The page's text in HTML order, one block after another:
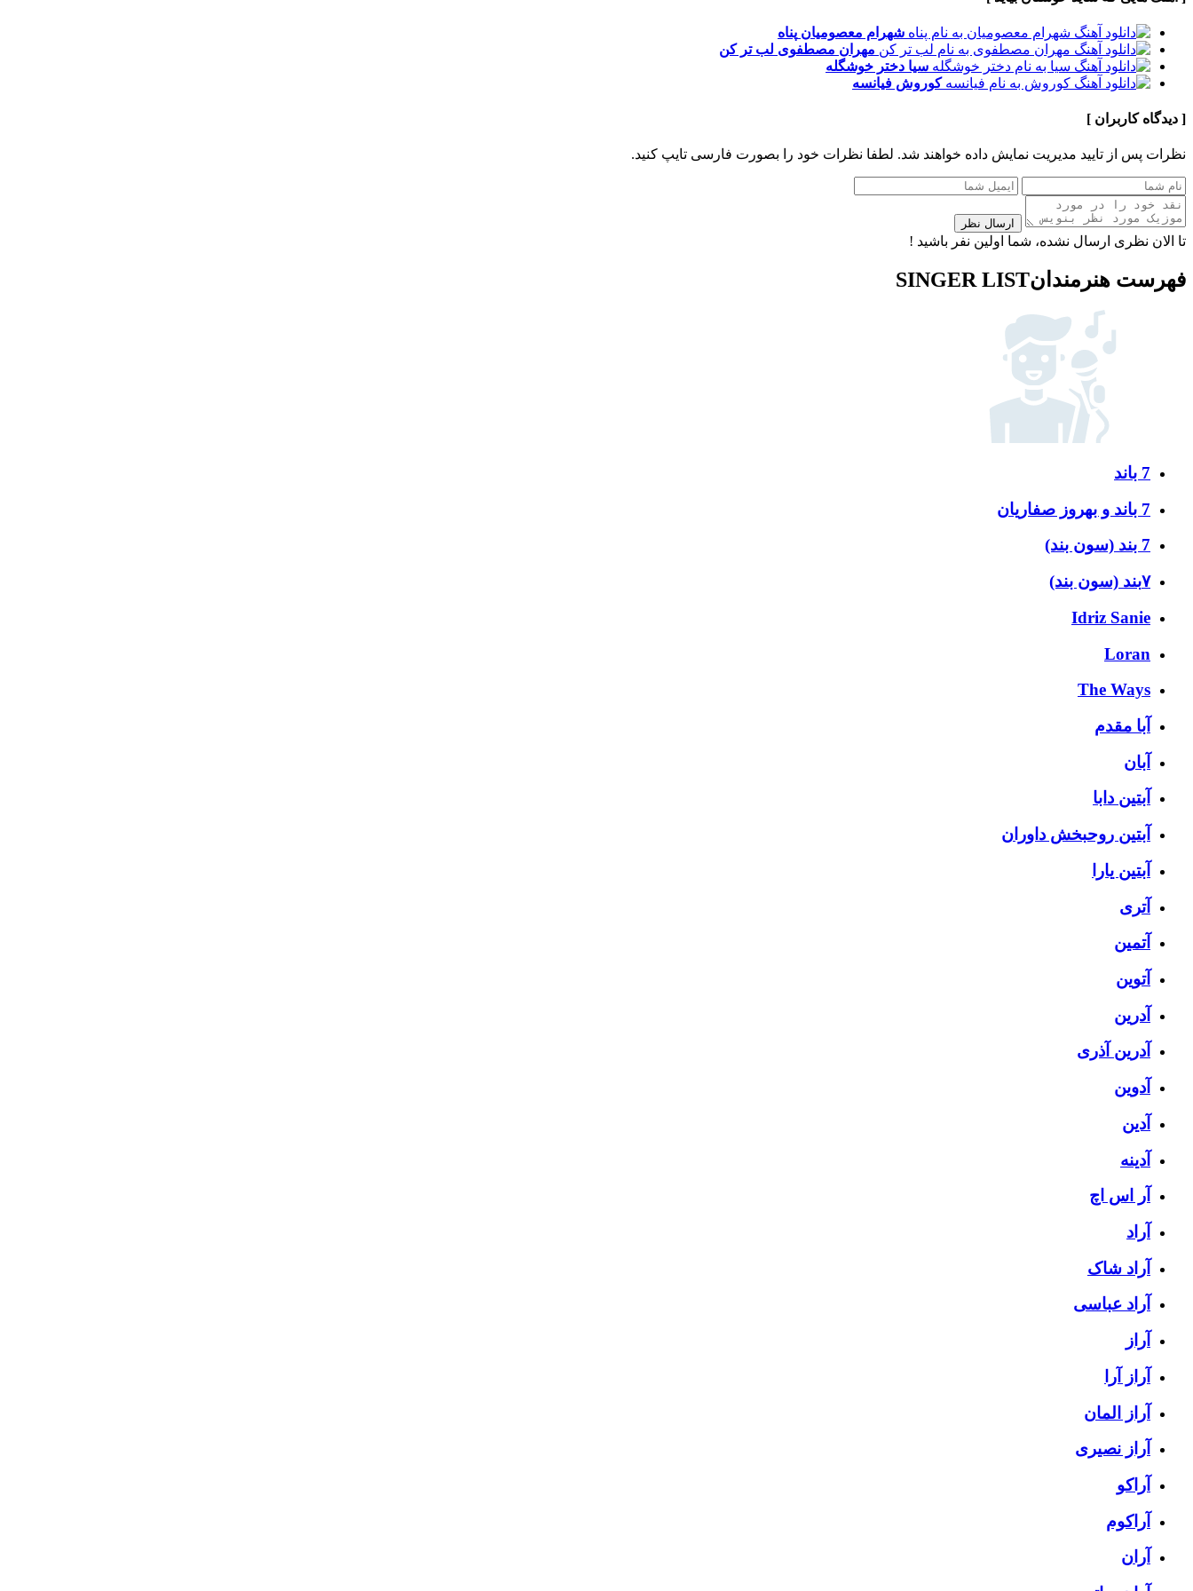
شهرام معصومیان پناه
مهران مصطفوی لب تر کن
سیا دختر خوشگله
کوروش فیانسه
[ دیدگاه کاربران ]
نظرات پس از تایید مدیریت نمایش داده خواهند شد. لطفا نظرات خود را بصورت فارسی تایپ کنید.
ارسال نظر
تا الان نظری ارسال نشده، شما اولین نفر باشید !
فهرست هنرمندانSINGER LIST
7 باند
7 باند و بهروز صفاریان
7 بند (سون بند)
۷بند (سون بند)
Idriz Sanie
Loran
The Ways
آبا مقدم
آبان
آبتین دابا
آبتین روحبخش داوران
آبتین یارا
آتری
آتمین
آتوین
آدرین
آدرین آذری
آدوین
آدین
آدینه
آر اس اچ
آراد
آراد شاک
آراد عباسی
آراز
آراز آرا
آراز المان
آراز نصیری
آراکو
آراکوم
آران